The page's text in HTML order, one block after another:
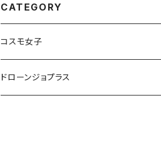
CATEGORY
コスモ女子
ドローンジョプラス